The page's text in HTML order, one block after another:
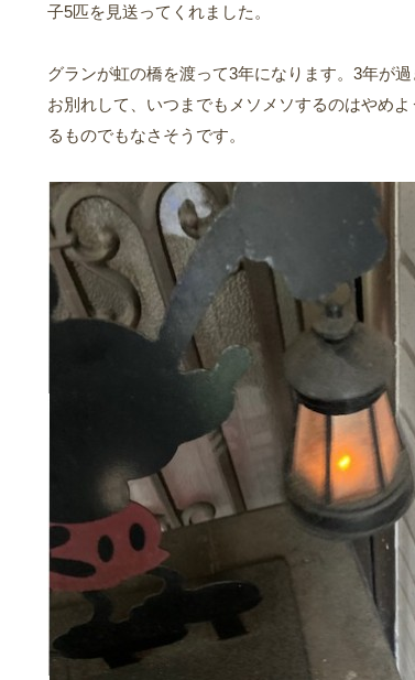
子5匹を見送ってくれました。
グランが虹の橋を渡って3年になります。3年が
お別れして、いつまでもメソメソするのはやめ
るものでもなさそうです。